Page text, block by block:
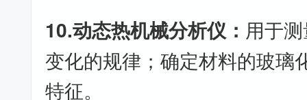
10.动态热机械分析仪： 用于
变化的规律；确定材料的玻璃
特征。